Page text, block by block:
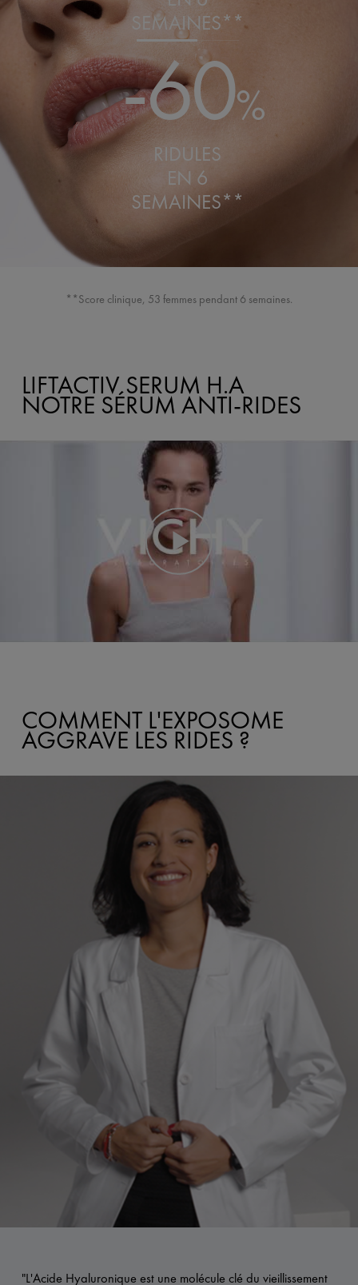
SEMAINES**
-60%
RIDULES
EN 6
SEMAINES**
**Score clinique, 53 femmes pendant 6 semaines.
LIFTACTIV SERUM H.A
NOTRE SÉRUM ANTI-RIDES
COMMENT L'EXPOSOME
AGGRAVE LES RIDES ?
"L'Acide Hyaluronique est une molécule clé du vieillissement